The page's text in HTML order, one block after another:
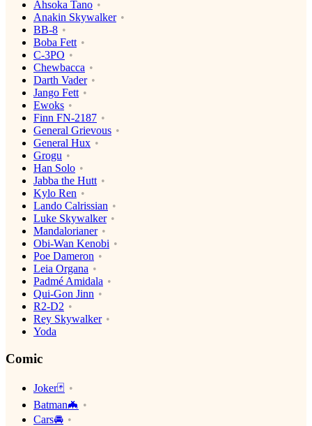
Ahsoka Tano
Anakin Skywalker
BB-8
Boba Fett
C-3PO
Chewbacca
Darth Vader
Jango Fett
Ewoks
Finn FN-2187
General Grievous
General Hux
Grogu
Han Solo
Jabba the Hutt
Kylo Ren
Lando Calrissian
Luke Skywalker
Mandalorianer
Obi-Wan Kenobi
Poe Dameron
Leia Organa
Padmé Amidala
Qui-Gon Jinn
R2-D2
Rey Skywalker
Yoda
Comic
Joker🃏
Batman🦇
Cars🚘